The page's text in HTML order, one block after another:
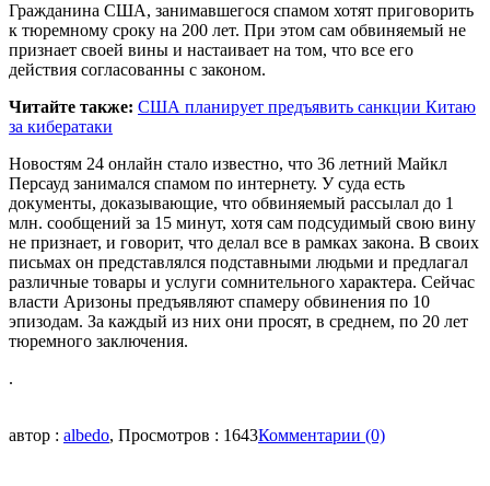
Гражданина США, занимавшегося спамом хотят приговорить
к тюремному сроку на 200 лет. При этом сам обвиняемый не
признает своей вины и настаивает на том, что все его
действия согласованны с законом.
Читайте также: США планирует предъявить санкции Китаю
за кибератаки
Новостям 24 онлайн стало известно, что 36 летний Майкл
Персауд занимался спамом по интернету. У суда есть
документы, доказывающие, что обвиняемый рассылал до 1
млн. сообщений за 15 минут, хотя сам подсудимый свою вину
не признает, и говорит, что делал все в рамках закона. В своих
письмах он представлялся подставными людьми и предлагал
различные товары и услуги сомнительного характера. Сейчас
власти Аризоны предъявляют спамеру обвинения по 10
эпизодам. За каждый из них они просят, в среднем, по 20 лет
тюремного заключения.
.
автор : albedo, Просмотров : 1643Комментарии (0)